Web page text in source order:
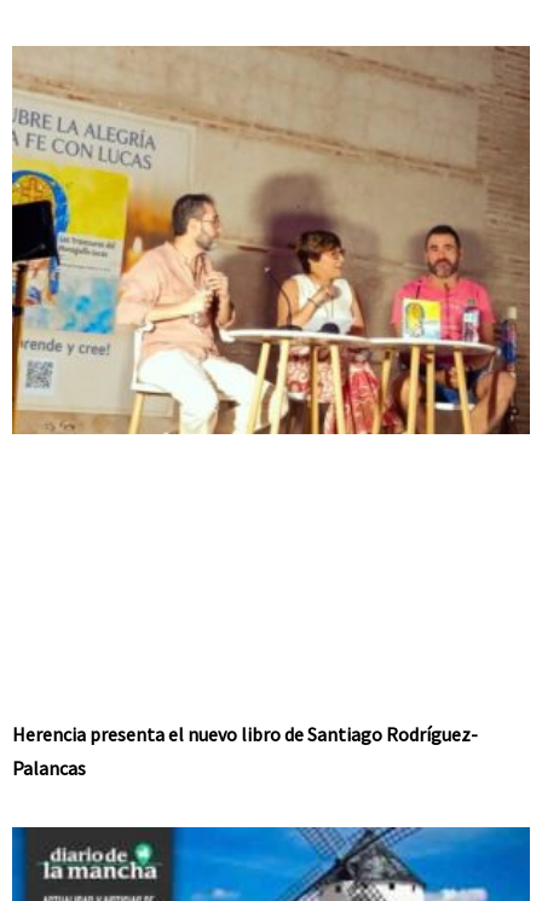
Herencia presenta el nuevo libro de Santiago Rodríguez-
Palancas